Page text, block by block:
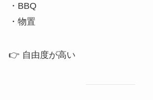
・BBQ
・物置
👉 自由度が高い